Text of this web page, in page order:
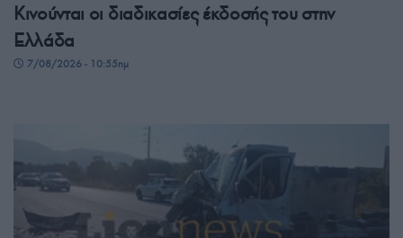
Κινούνται οι διαδικασίες έκδοσής του στην
Ελλάδα
7/08/2026 - 10:55πμ